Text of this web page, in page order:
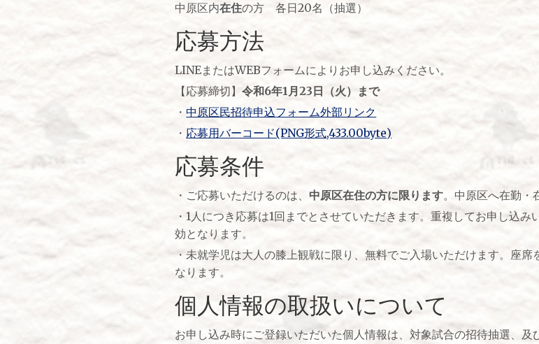
中原区内在住の方 各日20名（抽選）
応募方法
LINEまたはWEBフォームによりお申し込みください。
【応募締切】令和6年1月23日（火）まで
・中原区民招待申込フォーム外部リンク
・ 応募用バーコード(PNG形式,433.00byte)
応募条件
・ご応募いただけるのは、中原区在住の方に限ります。中原区へ在勤・
・1人につき応募は1回までとさせていただきます。重複してお申し込
効となります。
・未就学児は大人の膝上観戦に限り、無料でご入場いただけます。座
なります。
個人情報の取扱いについて
お申し込み時にご登録いただいた個人情報は、対象試合の招待抽選、及